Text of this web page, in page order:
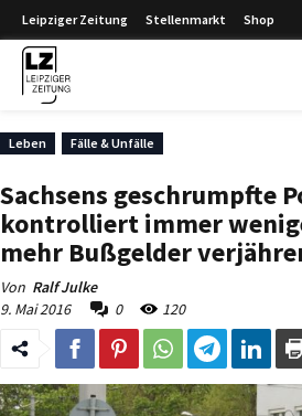
Leipziger Zeitung Stellenmarkt Shop
Leben Fälle & Unfälle
Sachsens geschrumpfte
kontrolliert immer
mehr Bußgelder
Von Ralf Julke
9. Mai 2016
0 120